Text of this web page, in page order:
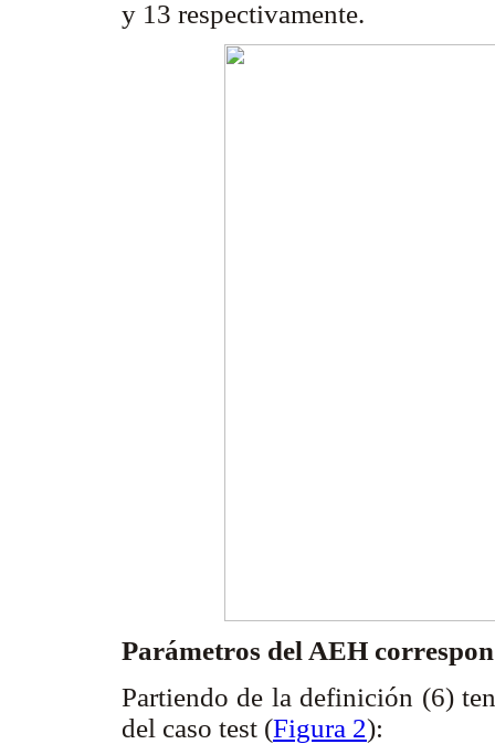
y 13 respectivamente.
Parámetros del AEH
Partiendo de la definición (6)
del caso test (Figura 2):